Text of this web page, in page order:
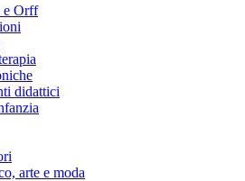
e Orff
didattici
arte e moda